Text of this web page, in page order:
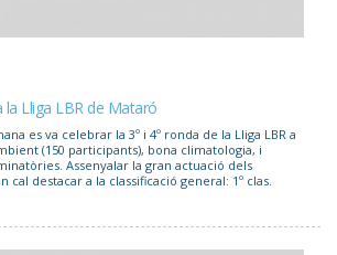
Lliga LBR de Mataró
es va celebrar la 3º i 4º ronda de la Lliga LBR a
(150 participants), bona climatologia, i
Assenyalar la gran actuació dels
cal destacar a la classificació general: 1º clas.